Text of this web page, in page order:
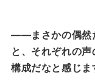
——まさかの偶然
と、それぞれの
構成だなと感じま